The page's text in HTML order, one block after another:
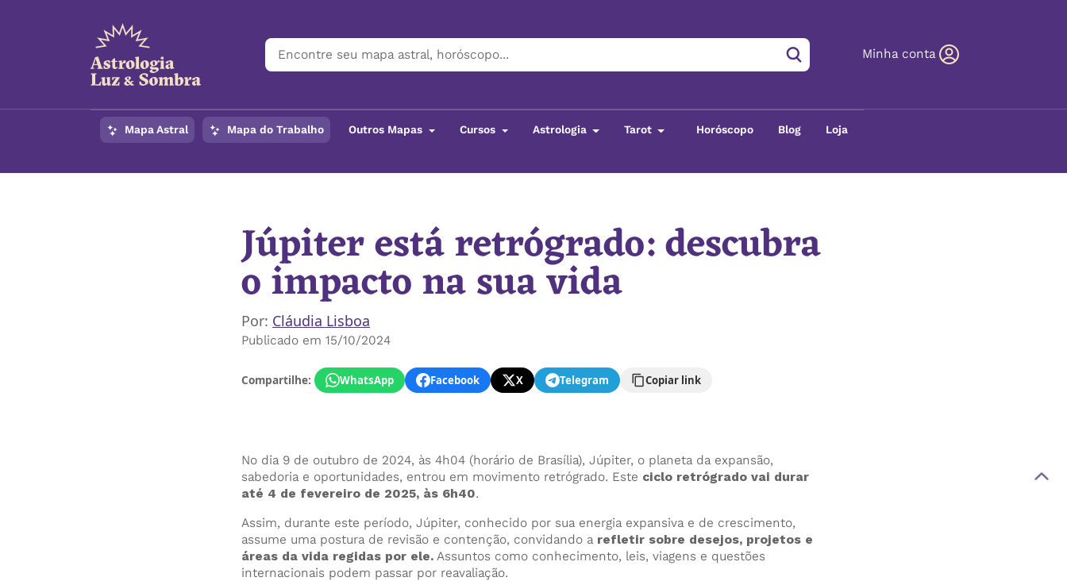
Minha conta
Mapa Astral Mapa do Trabalho Outros Mapas Cursos Astrologia Tarot Horóscopo Blog Loja
Júpiter está retrógrado: descubra
o impacto na sua vida
Por: Cláudia Lisboa
Publicado em 15/10/2024
Compartilhe: WhatsApp Facebook X Telegram Copiar link
No dia 9 de outubro de 2024, às 4h04 (horário de Brasília), Júpiter, o planeta da expansão,
sabedoria e oportunidades, entrou em movimento retrógrado. Este ciclo retrógrado vai durar
até 4 de fevereiro de 2025, às 6h40.
Assim, durante este período, Júpiter, conhecido por sua energia expansiva e de crescimento,
assume uma postura de revisão e contenção, convidando a refletir sobre desejos, projetos e
áreas da vida regidas por ele. Assuntos como conhecimento, leis, viagens e questões
internacionais podem passar por reavaliação.